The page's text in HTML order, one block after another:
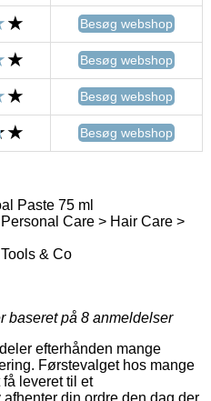
Besøg webshop
Besøg webshop
Besøg webshop
Besøg webshop
Paste 75 ml
Care > Hair Care >
& Co
baseret på 8 anmeldelser
efterhånden mange
Førstevalget hos mange
leveret til et
din ordre den dag der